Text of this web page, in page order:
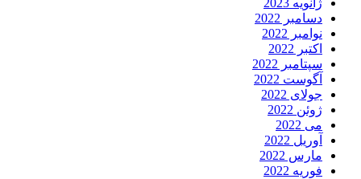
ژانویه 2023
دسامبر 2022
نوامبر 2022
اکتبر 2022
سپتامبر 2022
آگوست 2022
جولای 2022
ژوئن 2022
می 2022
آوریل 2022
مارس 2022
فوریه 2022